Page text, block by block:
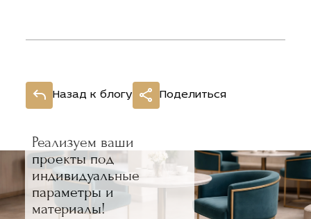
Назад к блогу Поделиться
Реализуем ваши
проекты под
индивидуальные
параметры и
материалы!